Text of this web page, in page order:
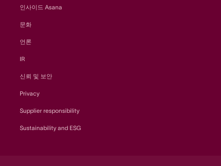
인사이드 Asana
문화
언론
IR
신뢰 및 보안
Privacy
Supplier responsibility
Sustainability and ESG